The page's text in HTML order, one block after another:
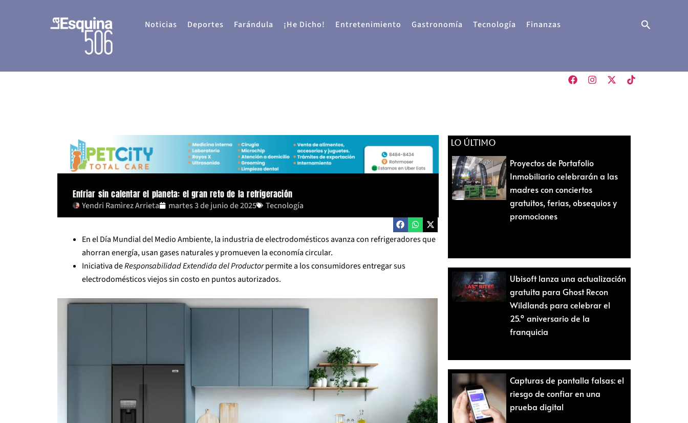
Noticias Deportes Farándula ¡He Dicho! Entretenimiento Gastronomía Tecnología Finanzas Buscar
Enfriar sin calentar el planeta: el gran reto de la refrigeración
Yendri Ramìrez Arrieta martes 3 de junio de 2025 Tecnología
En el Día Mundial del Medio Ambiente, la industria de electrodomésticos avanza con refrigeradores que
ahorran energía, usan gases naturales y promueven la economía circular.
Iniciativa deResponsabilidad Extendida del Productorpermite a los consumidores entregar sus
electrodomésticos viejos sin costo en puntos autorizados.
LO ÚLTIMO
Proyectos de Portafolio
Inmobiliario celebrarán a las
madres con conciertos
gratuitos, ferias, obsequios y
promociones
Ubisoft lanza una actualización
gratuita para Ghost Recon
Wildlands para celebrar el
25.º aniversario de la
franquicia
Capturas de pantalla falsas: el
riesgo de confiar en una
prueba digital